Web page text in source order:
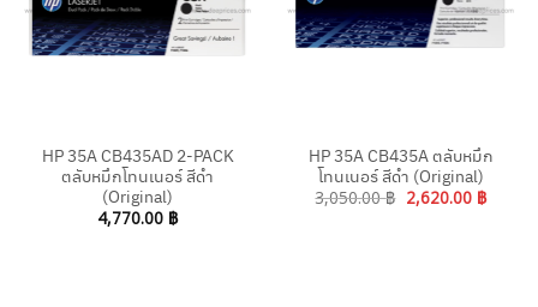
HP 35A CB435AD 2-PACK
ตลับหมึกโทนเนอร์ สีดำ
(Original)
4,770.00 ฿
HP 35A CB435A ตลับหมึก
โทนเนอร์ สีดำ (Original)
3,050.00฿ Original
price
2,620.00 ฿
price